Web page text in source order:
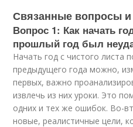
Связанные вопросы
Вопрос 1: Как начать
прошлый год был
Начать год с чистого листа
предыдущего года можно,
первых, важно
извлечь из них уроки. Это
одних и тех же ошибок. Во-
новые, реалистичные цели,